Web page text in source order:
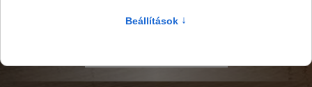
Állásajánlataink az Élményfaluban